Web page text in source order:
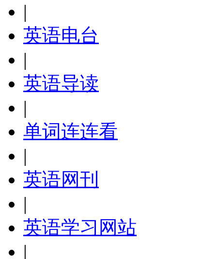
|
英语电台
|
英语导读
|
单词连连看
|
英语网刊
|
英语学习网站
|